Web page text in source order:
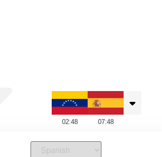
02:48 07:48